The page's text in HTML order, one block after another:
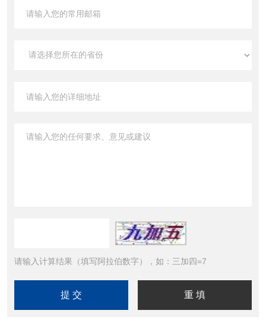
请输入计算结果（填写阿拉伯数字），如：三加四=7